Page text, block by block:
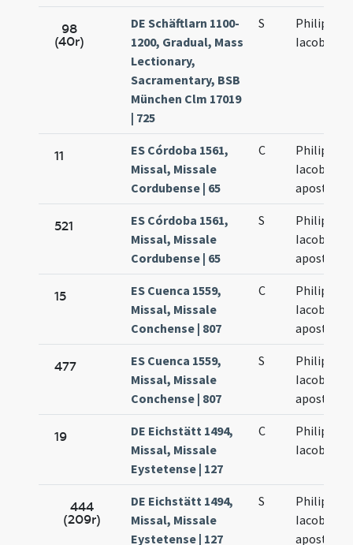
98
(40r)
DE Schäftlarn 1100-
1200, Gradual, Mass
Lectionary,
Sacramentary, BSB
München Clm 17019
| 725
S
Philippi et
Iacobi
11
ES Córdoba 1561,
Missal, Missale
Cordubense | 65
C
Philippus
Iacobus
apostoli
521
ES Córdoba 1561,
Missal, Missale
Cordubense | 65
S
Philippus
Iacobus
apostoli
15
ES Cuenca 1559,
Missal, Missale
Conchense | 807
C
Philippus
Iacobus
apostoli
477
ES Cuenca 1559,
Missal, Missale
Conchense | 807
S
Philippus
Iacobus
apostoli
19
DE Eichstätt 1494,
Missal, Missale
Eystetense | 127
C
Philippi et
Iacobi
444
(209r)
DE Eichstätt 1494,
Missal, Missale
Eystetense | 127
S
Philippi et
Iacobi